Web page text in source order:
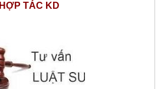
HỢP TÁC KD